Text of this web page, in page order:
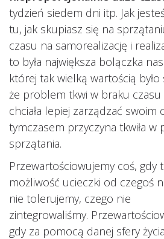
tydzień siedem dni itp. Jak
tu, jak skupiasz się na
czasu na samorealizację i
to była największa bolączka
której tak wielką wartością było
że problem tkwi w braku
chciała lepiej zarządzać swoim
tymczasem przyczyna tkwiła w
sprzątania.
Przewartościowujemy coś, gdy
możliwość ucieczki od czegoś
nie tolerujemy, czego nie
zintegrowaliśmy.
gdy za pomocą danej sfery